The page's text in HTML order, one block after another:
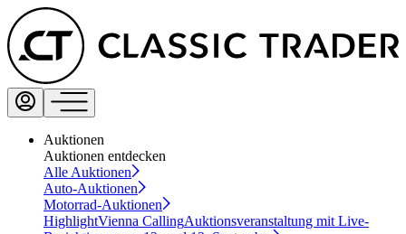
Auktionen
Auktionen entdecken
Alle Auktionen
Auto-Auktionen
Motorrad-Auktionen
HighlightVienna CallingAuktionsveranstaltung mit Live-